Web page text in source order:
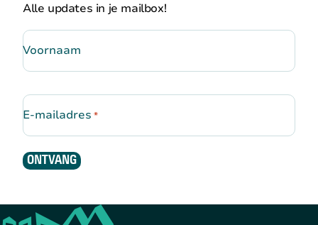
Alle updates in je mailbox!
Voornaam
E-mailadres *
ONTVANG
Terug naar de startpagina